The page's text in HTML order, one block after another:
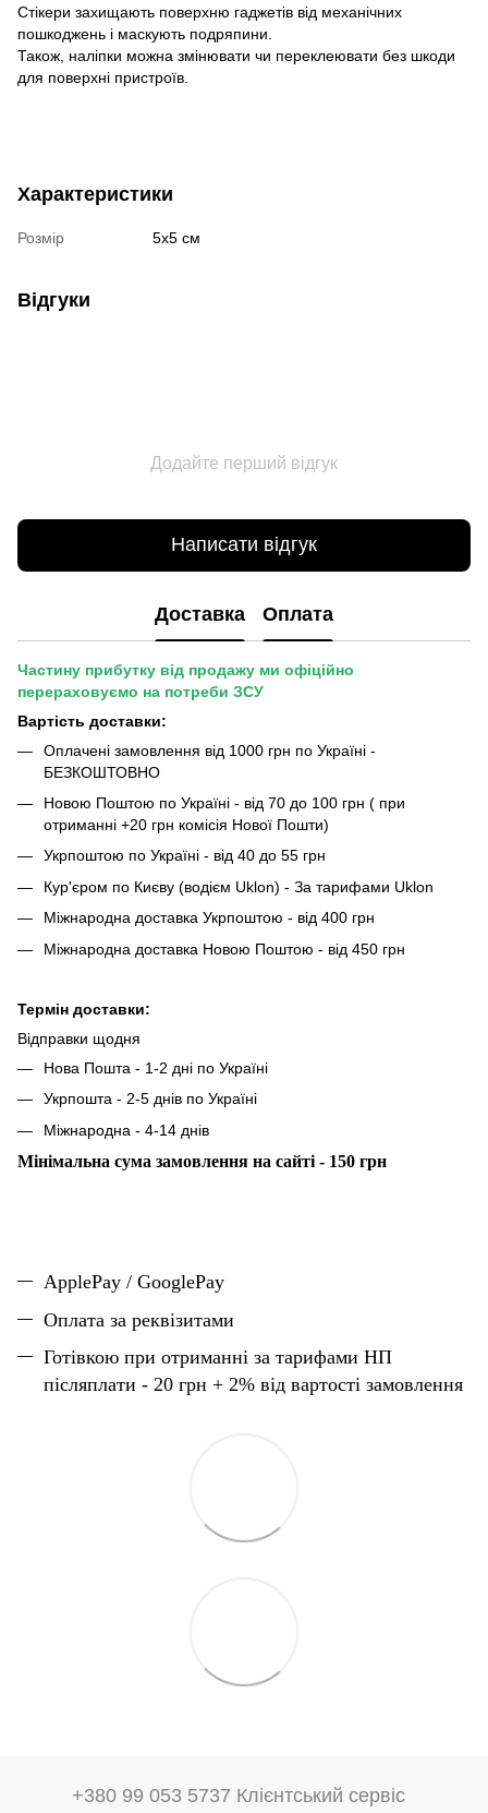
Стікери захищають поверхню гаджетів від механічних
пошкоджень і маскують подряпини.
Також, наліпки можна змінювати чи переклеювати без шкоди
для поверхні пристроїв.
Характеристики
Розмір 5х5 см
Відгуки
Додайте перший відгук
Написати відгук
Доставка Оплата
Частину прибутку від продажу ми офіційно
перераховуємо на потреби ЗСУ
Вартість доставки:
Оплачені замовлення від 1000 грн по Україні -
БЕЗКОШТОВНО
Новою Поштою по Україні - від 70 до 100 грн ( при
отриманні +20 грн комісія Нової Пошти)
Укрпоштою по Україні - від 40 до 55 грн
Кур'єром по Києву (водієм Uklon) - За тарифами Uklon
Міжнародна доставка Укрпоштою - від 400 грн
Міжнародна доставка Новою Поштою - від 450 грн
Термін доставки:
Відправки щодня
Нова Пошта - 1-2 дні по Україні
Укрпошта - 2-5 днів по Україні
Міжнародна - 4-14 днів
Мінімальна сума замовлення на сайті - 150 грн
ApplePay / GooglePay
Оплата за реквізитами
Готівкою при отриманні за тарифами НП
післяплати - 20 грн + 2% від вартості замовлення
+380 99 053 5737 Клієнтський сервіс